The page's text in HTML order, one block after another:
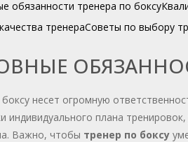
обязанности тренера по боксу
тренераСоветы по выбору
несет огромную
индивидуального плана
Важно, чтобы тренер по боксу